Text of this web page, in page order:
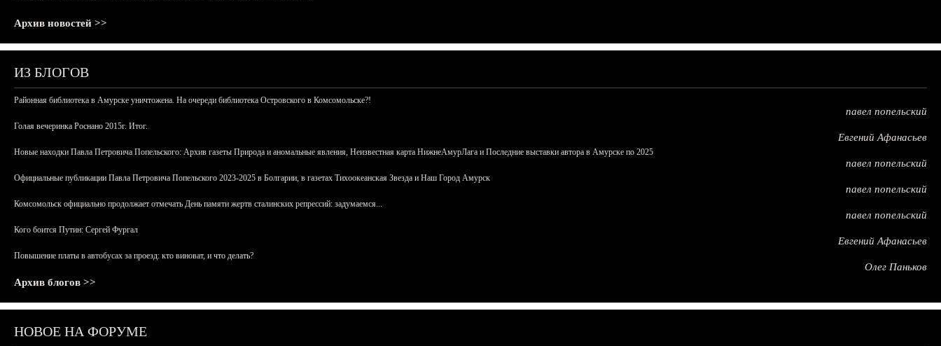
Архив новостей >>
ИЗ БЛОГОВ
Районная библиотека в Амурске уничтожена. На очереди библиотека Островского в Комсомольске?!
павел попельский
Голая вечеринка Роснано 2015г. Итог.
Евгений Афанасьев
Новые находки Павла Петровича Попельского: Архив газеты Природа и аномальные явления, Неизвестная карта НижнеАмурЛага и Последние выставки автора в Амурске по 2025
павел попельский
Официальные публикации Павла Петровича Попельского 2023-2025 в Болгарии, в газетах Тихоокеанская Звезда и Наш Город Амурск
павел попельский
Комсомольск официально продолжает отмечать День памяти жертв сталинских репрессий: задумаемся...
павел попельский
Кого боится Путин: Сергей Фургал
Евгений Афанасьев
Повышение платы в автобусах за проезд: кто виноват, и что делать?
Олег Паньков
Архив блогов >>
НОВОЕ НА ФОРУМЕ